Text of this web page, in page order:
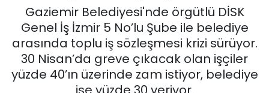
Gaziemir Belediyesi'nde örgütlü DİSK
Genel İş İzmir 5 No’lu Şube ile belediye
arasında toplu iş sözleşmesi krizi sürüyor.
30 Nisan’da greve çıkacak olan işçiler
yüzde 40’ın üzerinde zam istiyor, belediye
EKONOMİ
English News
Son Dakika Haberleri
Haber Arşivi